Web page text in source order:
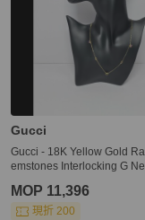
Gucci
Gucci - 18K Yellow Gold
emstones Interlocking G
MOP 11,396
現折 200